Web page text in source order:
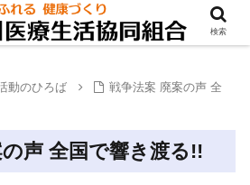
動のひろば
戦争法案 廃案の声 全
声 全国で響き渡る!!
検索